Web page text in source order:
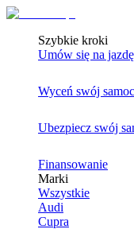
Szybkie kroki
Umów się na
Wyceń swój
Ubezpiecz swój
Finansowanie
Marki
Wszystkie
Audi
Cupra